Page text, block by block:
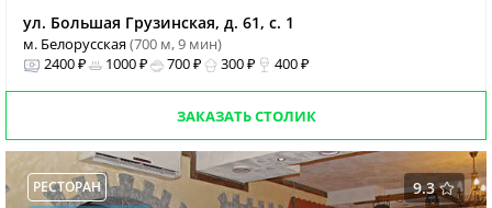
ул. Большая Грузинская, д. 61, с. 1
м. Белорусская(700 м, 9 мин)
2400 ₽
1000 ₽ 700 ₽ 300 ₽ 400 ₽
ЗАКАЗАТЬ СТОЛИК
9.3
РЕСТОРАН